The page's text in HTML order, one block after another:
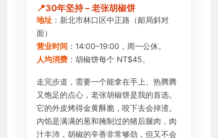
30年坚持 – 老张胡椒饼
地址 ：新北市林口区中正路（邮局斜对
面）
营业时间 ：14:00–19:00，周一公休。
人均消费 ：胡椒饼每个 NT$45。
走完步道，需要一个能拿在手上、热腾腾
又饱足的点心，老张胡椒饼是我的首选。
它的外皮烤得金黄酥脆，咬下去会掉渣。
内馅是满满的葱和腌制过的猪后腿肉，肉
汁丰沛，胡椒的辛香非常够劲，但又不会